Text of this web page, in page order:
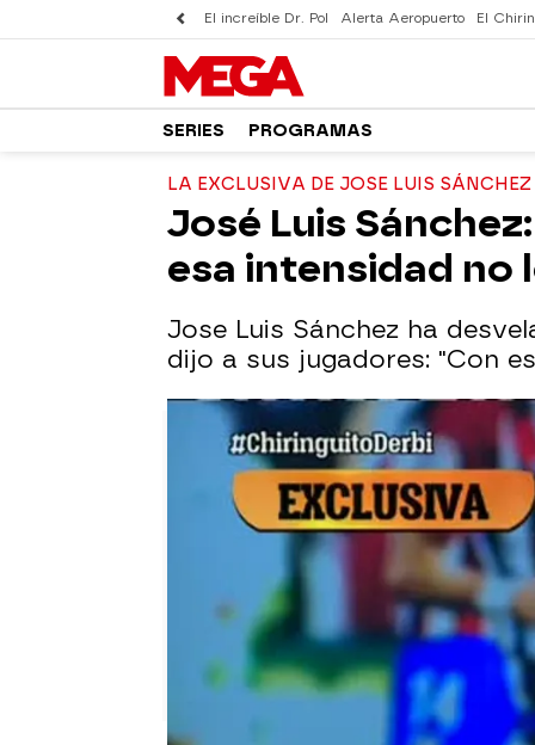
El increíble Dr. Pol Alerta Aeropuerto El
SERIES PROGRAMAS
LA EXCLUSIVA DE JOSE LUIS SÁNCHEZ
José Luis
esa intensidad no
Jose Luis Sánchez ha
dijo a sus jugadores: "Con